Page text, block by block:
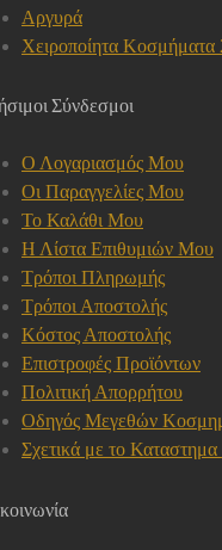
Αργυρά
Χειροποίητα Κοσμήματα
Σύνδεσμοι
Ο Λογαριασμός Μου
Οι Παραγγελίες Μου
Το Καλάθι Μου
Η Λίστα Επιθυμιών Μου
Τρόποι Πληρωμής
Τρόποι Αποστολής
Κόστος Αποστολής
Επιστροφές Προϊόντων
Πολιτική Απορρήτου
Οδηγός Μεγεθών
Σχετικά με το Καταστημα